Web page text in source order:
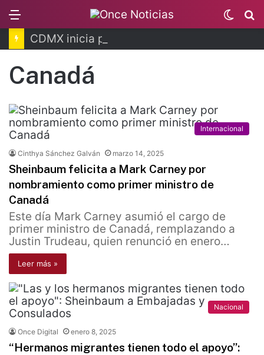
Switch
skin
Canadá
Internacional
Cinthya Sánchez Galván marzo 14, 2025
Sheinbaum felicita a Mark Carney por
nombramiento como primer ministro de
Canadá
Este día Mark Carney asumió el cargo de
primer ministro de Canadá, remplazando a
Justin Trudeau, quien renunció en enero…
Leer más »
Nacional
Once Digital enero 8, 2025
“Hermanos migrantes tienen todo el apoyo”: